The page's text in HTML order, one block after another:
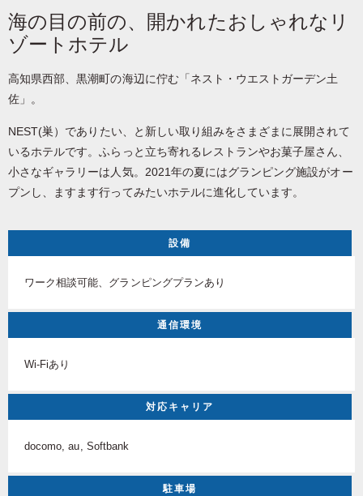
海の目の前の、開かれたおしゃれなリ
ゾートホテル
高知県西部、黒潮町の海辺に佇む「ネスト・ウエストガーデン土
佐」。
NEST(巣）でありたい、と新しい取り組みをさまざまに展開されて
いるホテルです。ふらっと立ち寄れるレストランやお菓子屋さん、
小さなギャラリーは人気。2021年の夏にはグランピング施設がオー
プンし、ますます行ってみたいホテルに進化しています。
設備
ワーク相談可能、グランピングプランあり
通信環境
Wi-Fiあり
対応キャリア
docomo, au, Softbank
駐車場